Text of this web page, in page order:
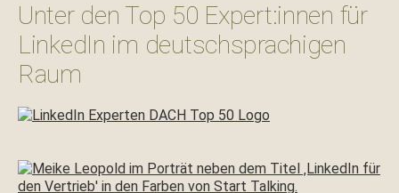
Unter den Top 50 Expert:innen für
LinkedIn im deutschsprachigen
Raum